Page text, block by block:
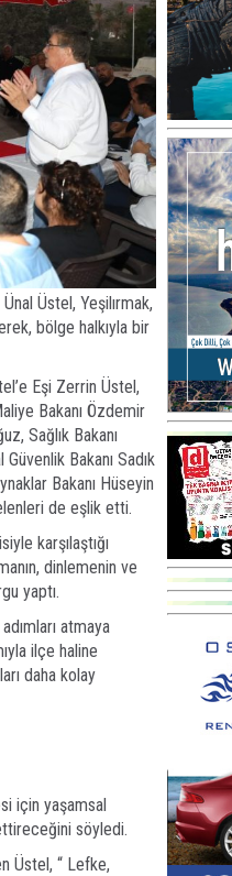
Üstel, Yeşilırmak,
bölge halkıyla bir
Eşi Zerrin Üstel,
Bakanı Özdemir
Sağlık Bakanı
Bakanı Sadık
Bakanı Hüseyin
de eşlik etti.
karşılaştığı
dinlemenin ve
yaptı.
atmaya
ilçe haline
daha kolay
için yaşamsal
söyledi.
Üstel, “ Lefke,